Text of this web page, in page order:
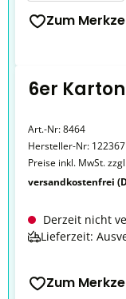
Zum
6er Karton
Art.-Nr:8464
Hersteller-Nr: 122367
Preise inkl. MwSt.
versandkostenfrei
Derzeit nicht
Lieferzeit:
Zum